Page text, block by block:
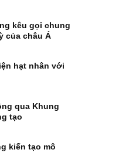
kêu gọi chung
của châu Á
hạt nhân với
qua Khung
tạo
kiến tạo mô